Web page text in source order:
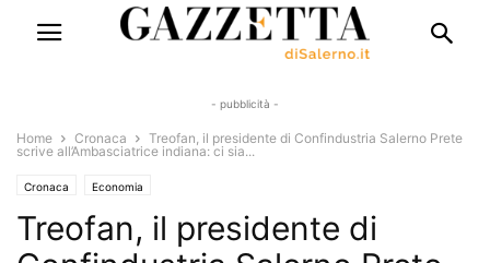
- pubblicità -
Home Cronaca
Treofan, il presidente di Confindustria Salerno Prete
scrive all’Ambasciatrice indiana: ci sia...
Cronaca Economia
Treofan, il presidente di